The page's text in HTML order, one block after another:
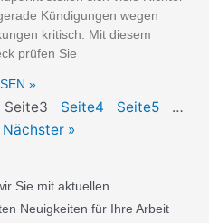
Kündigungen wegen
kritisch. Mit diesem
prüfen Sie
»
Seite3 Seite4 Seite5
…
Nächster »
Sie mit aktuellen
Neuigkeiten für Ihre Arbeit